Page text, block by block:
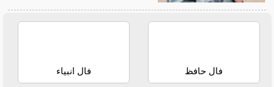
فال حافظ فال انبیاء